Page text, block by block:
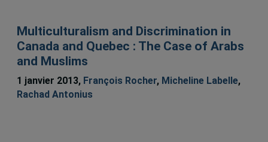
Multiculturalism and Discrimination in
Canada and Quebec : The Case of Arabs
and Muslims
1 janvier 2013, François Rocher, Micheline Labelle,
Rachad Antonius